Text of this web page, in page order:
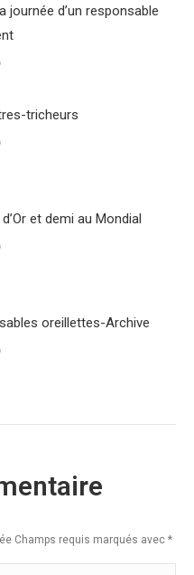
journée d’un responsable
tricheurs
et demi au Mondial
oreillettes-Archive
Champs requis marqués avec *